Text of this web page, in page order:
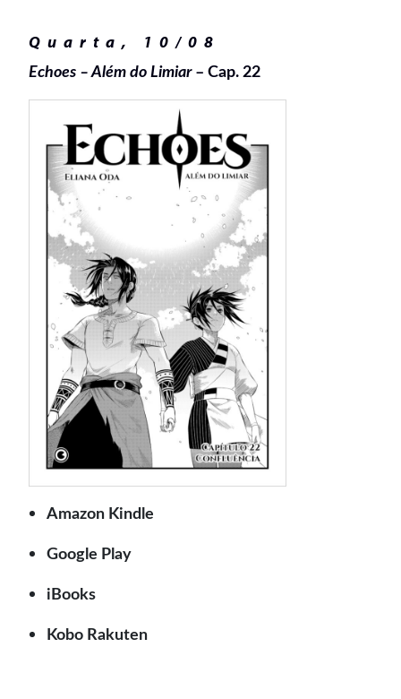
Quarta, 10/08
Echoes – Além do Limiar– Cap. 22
Amazon Kindle
Google Play
iBooks
Kobo Rakuten